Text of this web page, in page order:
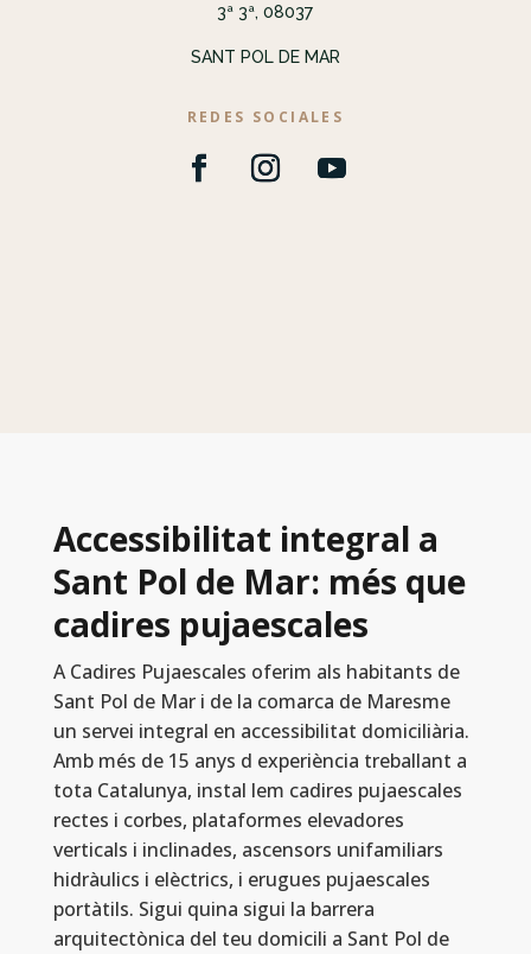
3ª 3ª, 08037
SANT POL DE MAR
REDES SOCIALES
Accessibilitat integral a
Sant Pol de Mar: més que
cadires pujaescales
A Cadires Pujaescales oferim als habitants de
Sant Pol de Mar i de la comarca de Maresme
un servei integral en accessibilitat domiciliària.
Amb més de 15 anys d experiència treballant a
tota Catalunya, instal lem cadires pujaescales
rectes i corbes, plataformes elevadores
verticals i inclinades, ascensors unifamiliars
hidràulics i elèctrics, i erugues pujaescales
portàtils. Sigui quina sigui la barrera
arquitectònica del teu domicili a Sant Pol de